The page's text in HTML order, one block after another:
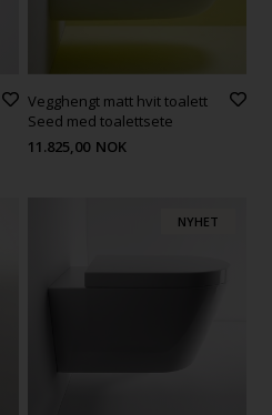
Vegghengt matt hvit toalett
Seed med toalettsete
11.825,00 NOK
NYHET